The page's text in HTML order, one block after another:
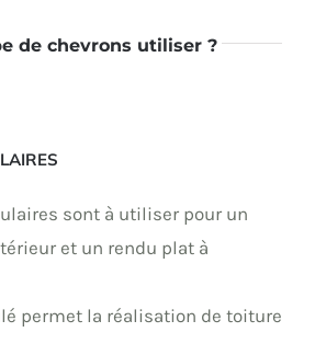
de chevrons utiliser ?
sont à utiliser pour un
et un rendu plat à
permet la réalisation de toiture